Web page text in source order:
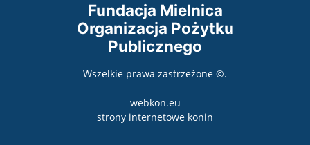
Fundacja Mielnica
Organizacja Pożytku
Publicznego
Wszelkie prawa zastrzeżone ©.
webkon.eu
strony internetowe konin